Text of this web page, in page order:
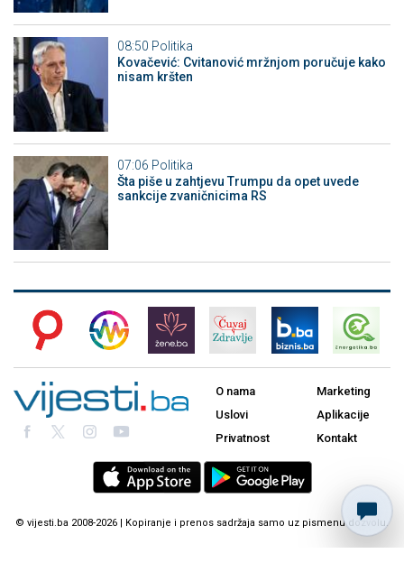
08:50 Politika
Kovačević: Cvitanović mržnjom poručuje kako
nisam kršten
07:06 Politika
Šta piše u zahtjevu Trumpu da opet uvede
sankcije zvaničnicima RS
O nama
Uslovi
Privatnost
Marketing
Aplikacije
Kontakt
© vijesti.ba 2008-2026 | Kopiranje i prenos sadržaja samo uz pismenu dozvolu.